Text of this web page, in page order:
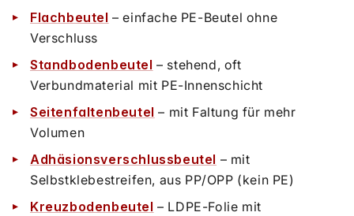
Flachbeutel – einfache PE-Beutel ohne
Verschluss
Standbodenbeutel – stehend, oft
Verbundmaterial mit PE-Innenschicht
Seitenfaltenbeutel – mit Faltung für mehr
Volumen
Adhäsionsverschlussbeutel – mit
Selbstklebestreifen, aus PP/OPP (kein PE)
Kreuzbodenbeutel – LDPE-Folie mit